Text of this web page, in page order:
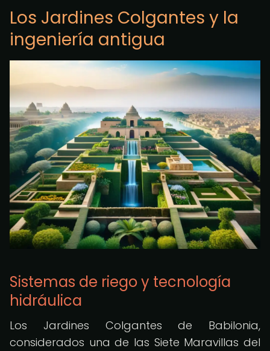
Los Jardines Colgantes y la
ingeniería antigua
Sistemas de riego y tecnología
hidráulica
Los Jardines Colgantes de Babilonia,
considerados una de las Siete Maravillas del